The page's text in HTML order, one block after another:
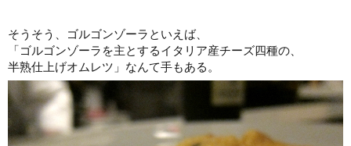
そうそう、ゴルゴンゾーラといえば、
「ゴルゴンゾーラを主とするイタリア産チーズ四種の、
半熟仕上げオムレツ」なんて手もある。